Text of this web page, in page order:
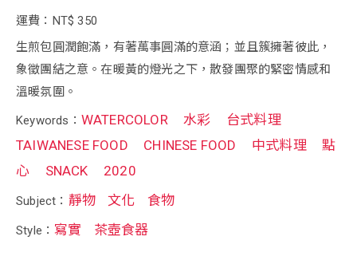
運費：NT$ 350
生煎包圓潤飽滿，有著萬事圓滿的意涵；並且簇擁著彼此，
象徵團結之意。在暖黃的燈光之下，散發團聚的緊密情感和
溫暖氛圍。
Keywords： WATERCOLOR 水彩
台式料理
TAIWANESE FOOD
CHINESE FOOD 中式料理
點
心
SNACK 2020
Subject： 靜物 文化 食物
Style：寫實 茶壺食器